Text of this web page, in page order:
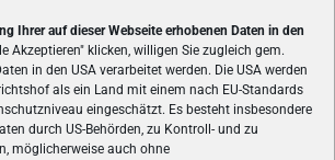
Ihrer auf dieser Webseite erhobenen Daten in den
Akzeptieren" klicken, willigen Sie zugleich gem.
in den USA verarbeitet werden. Die USA werden
als ein Land mit einem nach EU-Standards
eingeschätzt. Es besteht insbesondere
durch US-Behörden, zu Kontroll- und zu
möglicherweise auch ohne
ÜBER UNS
GAMER! Gamers.at ist das älteste Online-
und bringt täglich aktuelle News,
zu PC- und Konsolenspielen, Gaming-